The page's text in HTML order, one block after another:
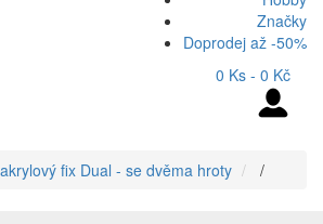
Značky
Doprodej až -50%
0 Ks - 0 Kč
fix Dual - se dvěma hroty /